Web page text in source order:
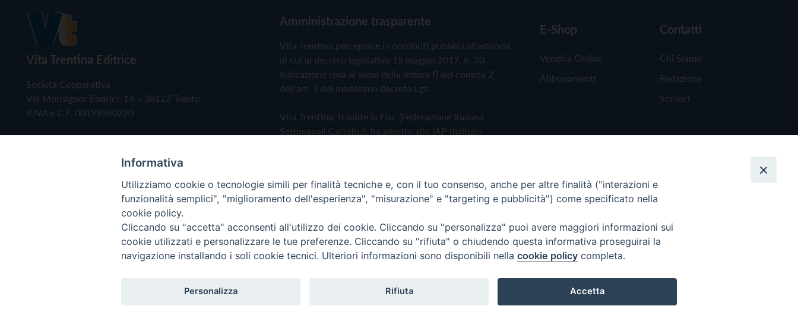
Vita Trentina Editrice
Società Cooperativa
Via Monsignor Endrici, 14 – 38122 Trento
P.IVA e C.F. 00199960220
Amministrazione trasparente
Vita Trentina percepisce i contributi pubblici all'editoria
di cui al decreto legislativo 15 maggio 2017, n. 70.
Indicazione resa ai sensi della lettera f) del comma 2
dell'art. 5 del medesimo decreto Lgs.
Vita Trentina, tramite la Fisc (Federazione Italiana
Settimanali Cattolici), ha aderito allo IAP (Istituto
Privacy Policy Cookie Policy
E-Shop
Vendita Online
Abbonamenti
Contatti
Chi Siamo
Redazione
Scrivici
Copyright © 2019 - Tutti i diritti riservati - Vita Trentina Editrice
Informativa
Utilizziamo cookie o tecnologie simili per finalità tecniche e, con il tuo consenso, anche per altre finalità ("interazioni e
funzionalità semplici", "miglioramento dell'esperienza", "misurazione" e "targeting e pubblicità") come specificato nella
cookie policy.
Cliccando su "accetta" acconsenti all'utilizzo dei cookie. Cliccando su "personalizza" puoi avere maggiori informazioni sui
cookie utilizzati e personalizzare le tue preferenze. Cliccando su "rifiuta" o chiudendo questa informativa proseguirai la
navigazione installando i soli cookie tecnici. Ulteriori informazioni sono disponibili nella cookie policy completa.
Personalizza Rifiuta Accetta